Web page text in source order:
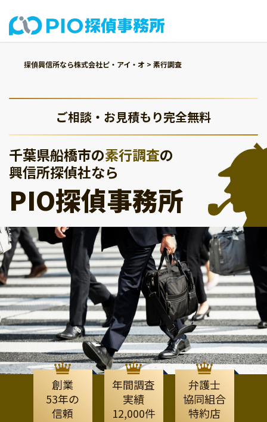
探偵興信所なら株式会社ピ・アイ・オ > 素行調査
ご相談・お見積もり完全無料
千葉県船橋市の素行調査の
興信所探偵社なら
PIO探偵事務所
創業
53年の
信頼
年間調査
実績
12,000件
弁護士
協同組合
特約店